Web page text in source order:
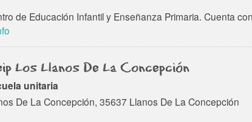
de Educación Infantil y Enseñanza Primaria. Cuenta
Los Llanos De La Concepción
unitaria
De La Concepción, 35637 Llanos De La Concepción